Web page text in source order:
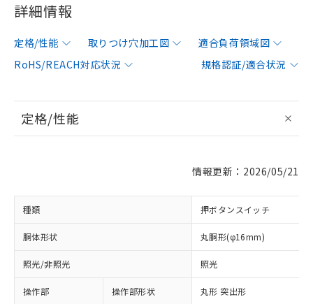
詳細情報
定格/性能 取りつけ穴加工図
適合負荷領域図
RoHS/REACH対応状況
規格認証/適合状況
定格/性能
情報更新：2026/05/21
種類 押ボタンスイッチ
胴体形状 丸胴形(φ16mm)
照光/非照光 照光
操作部 操作部形状 丸形 突出形